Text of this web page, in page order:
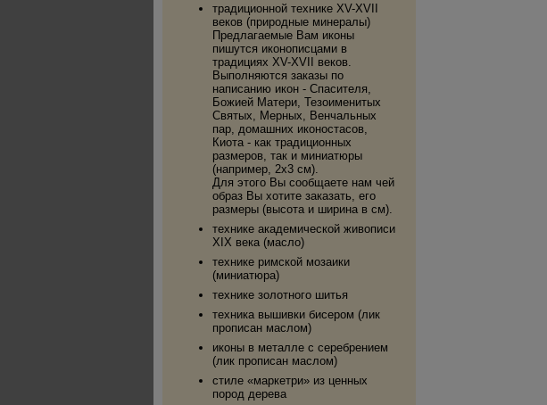
традиционной технике XV-XVII
веков (природные минералы)
Предлагаемые Вам иконы
пишутся иконописцами в
традициях XV-XVII веков.
Выполняются заказы по
написанию икон - Спасителя,
Божией Матери, Тезоименитых
Святых, Мерных, Венчальных
пар, домашних иконостасов,
Киота - как традиционных
размеров, так и миниатюры
(например, 2х3 см).
Для этого Вы сообщаете нам чей
образ Вы хотите заказать, его
размеры (высота и ширина в см).
технике академической живописи
XIX века (масло)
технике римской мозаики
(миниатюра)
технике золотного шитья
техника вышивки бисером (лик
прописан маслом)
иконы в металле с серебрением
(лик прописан маслом)
стиле «маркетри» из ценных
пород дерева